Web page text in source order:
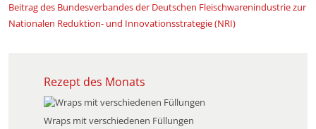
Beitrag des Bundesverbandes der Deutschen Fleischwarenindustrie zur
Nationalen Reduktion- und Innovationsstrategie (NRI)
Rezept des Monats
Wraps mit verschiedenen Füllungen